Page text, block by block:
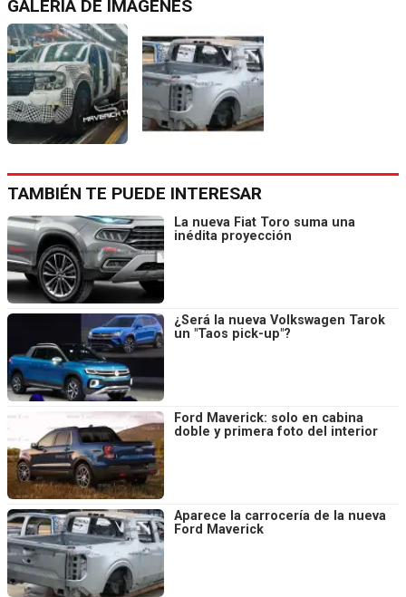
GALERÍA DE IMÁGENES
TAMBIÉN TE PUEDE INTERESAR
La nueva Fiat Toro suma una
inédita proyección
¿Será la nueva Volkswagen Tarok
un "Taos pick-up"?
Ford Maverick: solo en cabina
doble y primera foto del interior
Aparece la carrocería de la nueva
Ford Maverick